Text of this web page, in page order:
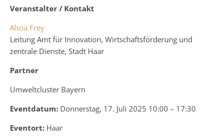
Veranstalter / Kontakt
Alicia Frey
Leitung Amt für Innovation, Wirtschaftsförderung und
zentrale Dienste, Stadt Haar
Partner
Umweltcluster Bayern
Eventdatum: Donnerstag, 17. Juli 2025 10:00 – 17:30
Eventort: Haar